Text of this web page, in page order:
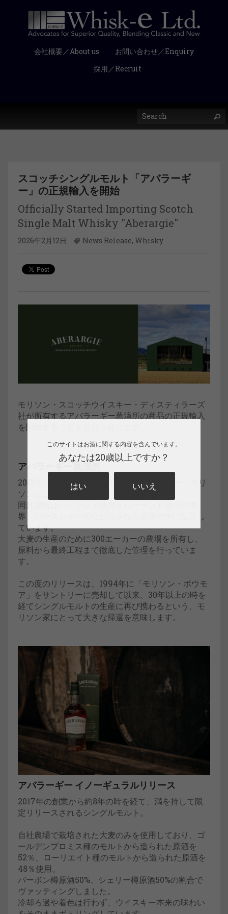
会社概要／About us
お問い合わせ／Enquiry
採用／Recruit
スコッチシングルモルト「アバラーギ
ー」の正規輸入を開始
Officially Started Importing Scotch
Single Malt Whisky "Aberargie"
2026年2月12日 News Release, Whisky
モリソン・スコッチウイスキー・ディスティラーズ
社が所有するアバラーギー蒸溜所の商品の正規輸入
を開始することをお知らせします。
アバラーギー蒸溜所
2017年にブライアン・モリソンとジェイミー・モリ
ソンにより創設。
同蒸溜所はハイランド地方とローランド地方の境
界、パースシャーのなだらかな大麦畑の中に位置し
ています。
大麦の生産のために300エーカーの農場を所有し、
原料から最終工程まで徹底した管理を行っていま
す。
この度のリリースは、1994年に「モリソン・ボウモ
ア」をサントリーに売却して以来、30年以上の時を
経てシングルモルトの生産に再び携わるという、モ
リソン家にとって大きな帰還を意味します。
アバラーギー イノーギュラルリリース
2017年の創業から約8年の時を経て、満を持して限
定リリースされるシングルモルト。
自社農場で栽培された大麦のみを使用しており、ゴ
ールデンプロミス種のモルトから造られた原酒を
52％、ローリエイト種のモルトから造られた原酒を
48％使用。
バーボン樽原酒50%、シェリー樽原酒50%の割合で
ヴァッティングしました。
冷却ろ過や着色は行わず、ウイスキー本来の味わい
このサイトはお酒に関する内容を含んでいます。
あなたは20歳以上ですか？
はい いいえ